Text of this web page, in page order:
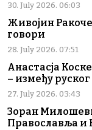
30. July 2026. 06:03
Живојин
говори
28. July 2026. 07:51
Анастасја
– између
27. July 2026. 03:43
Зоран
Православља и